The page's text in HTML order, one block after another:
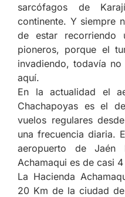
sarcófagos de
continente. Y siempre
de estar recorriendo
pioneros, porque el
invadiendo, todavía
aquí.
En la actualidad el
Chachapoyas es el
vuelos regulares
una frecuencia diaria.
aeropuerto de Jaén
Achamaqui es de casi
La Hacienda
20 Km de la ciudad